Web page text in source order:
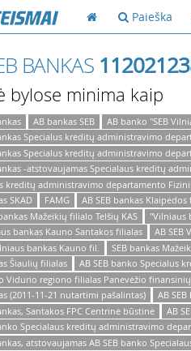
Paieška
BANKAS
bylose minima kaip
AB bankas SEB AB banko "SEB
Specialus kreditų administravimo
Specialus kreditų administravimo
-atstovaujamas Specialaus kreditų
kreditų administravimo departamento
SKAD
FAMG AB SEB bankas Klaipėdos
Mažeikių filialo Telšių KAS
"Vilniaus
bankas Kauno Santakos filialas
AB SEB
bankas Kauno fil.
SEB bankas
Šiaulių filialas
AB SEB banko Specialus
Vidurio regiono filialas Panevėžio
(2011-11-21 nutartimi pašalintas)
AB
Santakos FPC Centrinė būstinė
AB
Specialaus kreditų administravimo
atstovaujamas AB SEB banko